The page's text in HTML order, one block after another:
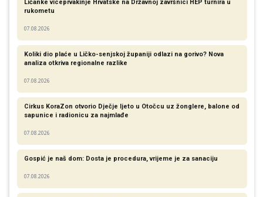
Ličanke viceprvakinje Hrvatske na Državnoj završnici HEP turnira u
rukometu
07.08.2026
Koliki dio plaće u Ličko-senjskoj županiji odlazi na gorivo? Nova
analiza otkriva regionalne razlike​
07.08.2026
Cirkus KoraZon otvorio Dječje ljeto u Otočcu uz žonglere, balone od
sapunice i radionicu za najmlađe
07.08.2026
Gospić je naš dom: Dosta je procedura, vrijeme je za sanaciju
07.08.2026